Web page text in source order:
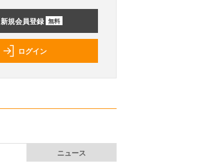
新規会員登録 無料
ログイン
ニュース